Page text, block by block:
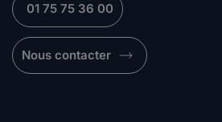
01 75 75 36 00
Nous contacter